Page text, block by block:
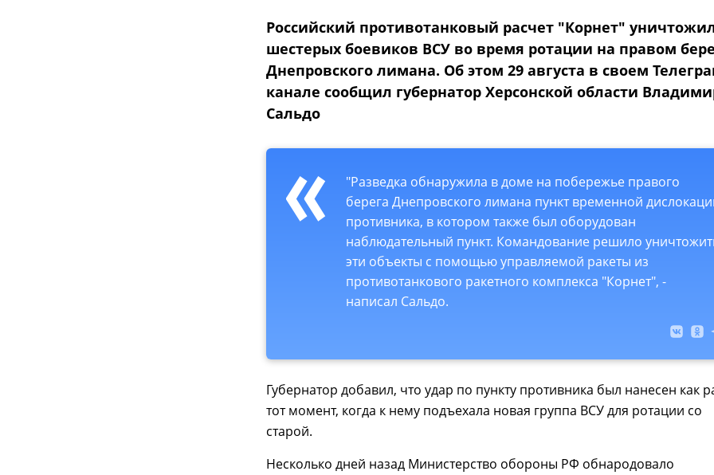
Российский противотанковый расчет "Корнет"
шестерых боевиков ВСУ во время ротации на правом
Днепровского лимана. Об этом 29 августа в своем
канале сообщил губернатор Херсонской области
Сальдо
"Разведка обнаружила в доме на побережье правого
берега Днепровского лимана пункт временной
противника, в котором также был оборудован
наблюдательный пункт. Командование решило
эти объекты с помощью управляемой ракеты из
противотанкового ракетного комплекса "Корнет", -
написал Сальдо.
Губернатор добавил, что удар по пункту противника был нанесен как
тот момент, когда к нему подъехала новая группа ВСУ для ротации со
старой.
Несколько дней назад Министерство обороны РФ обнародовало